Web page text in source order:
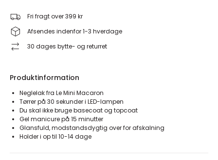
Fri fragt over 399 kr
Afsendes indenfor 1-3 hverdage
30 dages bytte- og returret
Produktinformation
Neglelak fra Le Mini Macaron
Tørrer på 30 sekunder i LED-lampen
Du skal ikke bruge basecoat og topcoat
Gel manicure på 15 minutter
Glansfuld, modstandsdygtig over for afskalning
Holder i op til 10-14 dage